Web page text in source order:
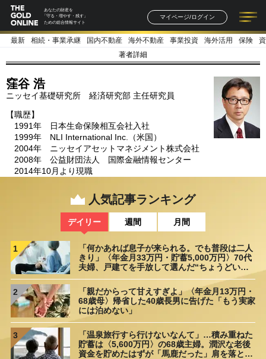
あなたの財産を
「守る・増やす・残す」
ための総合情報サイト
マイページ/ログイン
記事一覧 連載一覧
著者一覧 書籍一覧
最新 相続・事業承継 国内不動産 海外不動産 事業投資 海外活用 保険
著者詳細
窪谷 浩
ニッセイ基礎研究所 経済研究部 主任研究員
【職歴】
1991年 日本生命保険相互会社入社
1999年 NLI International Inc.（米国）
2004年 ニッセイアセットマネジメント株式会社
2008年 公益財団法人 国際金融情報センター
2014年10月より現職
人気記事ランキング
デイリー 週間 月間
1
「何かあれば息子が来られる。でも普段は二人
きり」〈年金月33万円・貯蓄5,000万円〉70代
夫婦、戸建てを手放して選んだ“ちょうどいい
2
「親だからって甘えすぎよ」〈年金月13万円・
68歳母〉帰省した40歳長男に告げた「もう実家
には泊めない」
3
「温泉旅行すら行けないなんて」…積み重ねた
貯蓄は〈5,600万円〉の68歳主婦。潤沢な老後
資金を貯めたはずが「馬鹿だった」肩を落とす